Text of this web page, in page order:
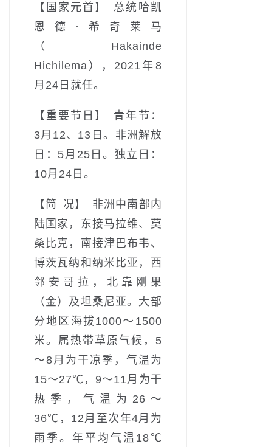
【国家元首】 总统哈凯
恩德·希奇莱马
（Hakainde
Hichilema），2021年8
月24日就任。
【重要节日】 青年节：
3月12、13日。非洲解放
日：5月25日。独立日：
10月24日。
【简 况】 非洲中南部内
陆国家，东接马拉维、莫
桑比克，南接津巴布韦、
博茨瓦纳和纳米比亚，西
邻安哥拉，北靠刚果
（金）及坦桑尼亚。大部
分地区海拔1000～1500
米。属热带草原气候，5
～8月为干凉季，气温为
15～27℃，9～11月为干
热季，气温为26～
36℃，12月至次年4月为
雨季。年平均气温18℃